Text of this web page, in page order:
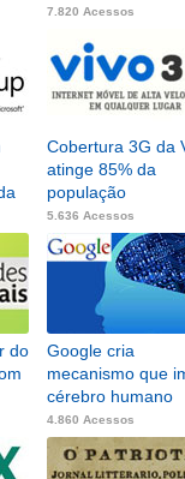
7.820 Acessos
Cobertura 3G da
atinge 85% da
população
5.636 Acessos
do
Google cria
mecanismo que
cérebro humano
4.860 Acessos